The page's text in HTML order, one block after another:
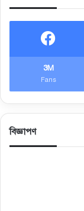
3M
Fans
বিজ্ঞাপণ